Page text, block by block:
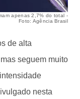
apenas 2,7% do total -
Foto: Agência Brasil
de alta
seguem muito
nesta